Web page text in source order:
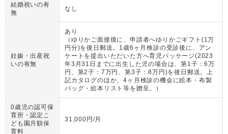
結婚祝いの有
無
なし
妊娠・出産祝
いの有無
あり
（ ゆりかご面接後に、申請者へゆりかごギフト(1万
円分)を後日郵送。1歳6ヶ月検診の受診後に、アン
ケートを提出いただいた方へ育児パッケージ(2023
年3月31日までに出生した児の場合は、第1子：6万
円、第2子：7万円、第3子：8万円)を後日郵送。上
記カタログのほか、4ヶ月検診の機会に絵本・布製
バッグ・絵本リスト等を贈呈。
）
0歳児の認可保
育所・認定こ
ども園月額保
育料
31,000円/月